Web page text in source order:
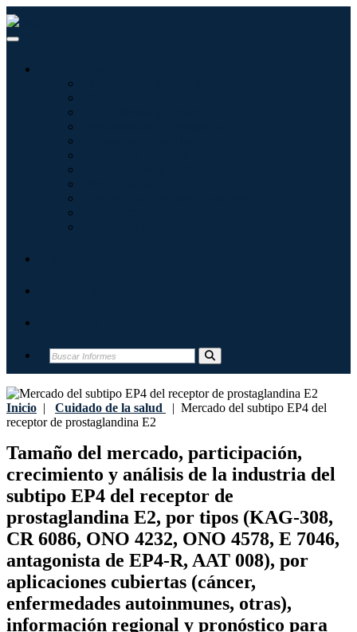
Inicio | Cuidado de la salud | Mercado del subtipo EP4 del
receptor de prostaglandina E2
Tamaño del mercado, participación,
crecimiento y análisis de la industria del
subtipo EP4 del receptor de
prostaglandina E2, por tipos (KAG-308,
CR 6086, ONO 4232, ONO 4578, E 7046,
antagonista de EP4-R, AAT 008), por
aplicaciones cubiertas (cáncer,
enfermedades autoinmunes, otras),
información regional y pronóstico para